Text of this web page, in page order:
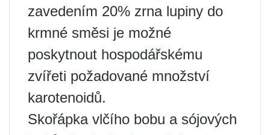
zavedením 20% zrna lupiny do
krmné směsi je možné
poskytnout hospodářskému
zvířeti požadované množství
karotenoidů.
Skořápka vlčího bobu a sójových